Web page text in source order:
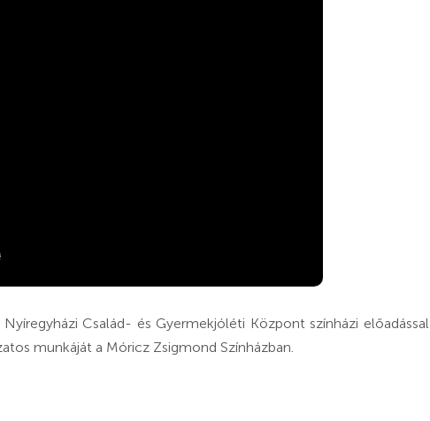
Család- és Gyermekjóléti Központ színházi előadással
munkáját a Móricz Zsigmond Színházban.